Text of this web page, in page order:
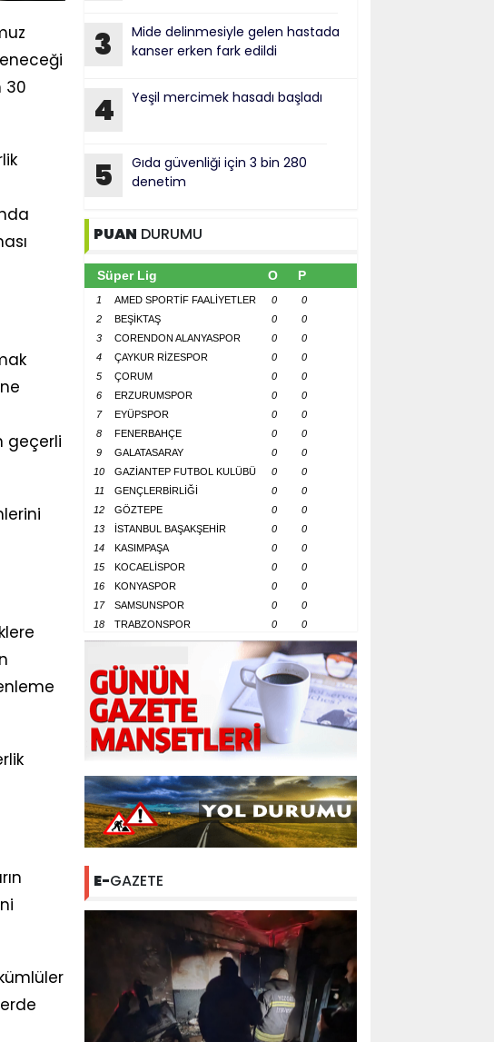
30
geçerli
3
Mide delinmesiyle gelen hastada
kanser erken fark edildi
4 Yeşil mercimek hasadı başladı
5
Gıda güvenliği için 3 bin 280
denetim
PUAN DURUMU
Süper Lig O P
1 AMED SPORTİF FAALİYETLER 0
0
2
BEŞİKTAŞ 0
0
3
CORENDON ALANYASPOR 0
0
4
ÇAYKUR RİZESPOR 0
0
5
ÇORUM 0
0
6
ERZURUMSPOR 0
0
7
EYÜPSPOR 0
0
8
FENERBAHÇE 0
0
9
GALATASARAY 0
0
10
GAZİANTEP FUTBOL KULÜBÜ 0
0
11
GENÇLERBİRLİĞİ 0
0
12
GÖZTEPE 0
0
13
İSTANBUL BAŞAKŞEHİR 0
0
14
KASIMPAŞA 0
0
15
KOCAELİSPOR 0
0
16
KONYASPOR 0
0
17
SAMSUNSPOR 0
0
18
TRABZONSPOR 0 0
E-GAZETE